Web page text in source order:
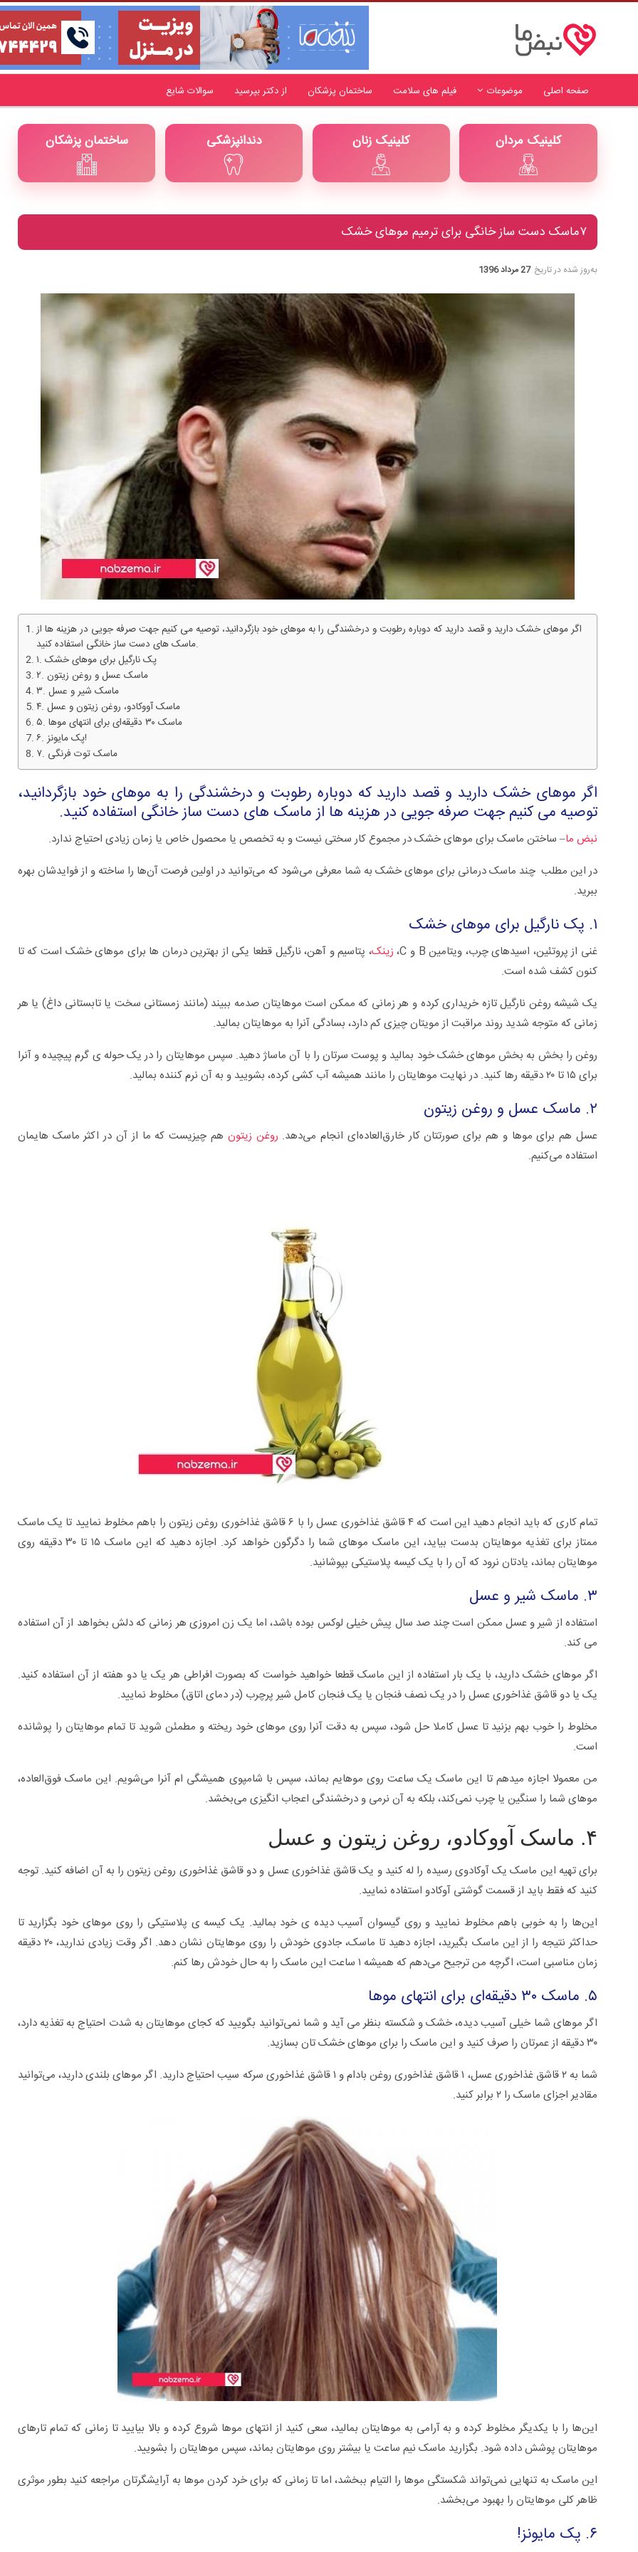
صفحه اصلی موضوعات فیلم های سلامت ساختمان پزشکان از دکتر بپرسید سوالات شایع
ساختمان پزشکان دندانپزشکی کلینیک زنان کلینیک مردان
۷ماسک دست ساز خانگی برای ترمیم موهای خشک
به‌روز شده در تاریخ 27 مرداد 1396
اگر موهای خشک دارید و قصد دارید که دوباره رطوبت و درخشندگی را به موهای خود بازگردانید، توصیه می کنیم جهت صرفه جویی در هزینه ها از
ماسک های دست ساز خانگی استفاده کنید.
۱. پک نارگیل برای موهای خشک
۲. ماسک عسل و روغن زیتون
۳. ماسک شیر و عسل
۴. ماسک آووکادو، روغن زیتون و عسل
۵. ماسک ۳۰ دقیقه‌ای برای انتهای موها
۶. پک مایونز!
۷. ماسک توت فرنگی
اگر موهای خشک دارید و قصد دارید که دوباره رطوبت و درخشندگی را به موهای خود بازگردانید،
توصیه می کنیم جهت صرفه جویی در هزینه ها از ماسک های دست ساز خانگی استفاده کنید.
نبض ما– ساختن ماسک برای موهای خشک در مجموع کار سختی نیست و به تخصص یا محصول خاص یا زمان زیادی احتیاج ندارد.
در این مطلب چند ماسک درمانی برای موهای خشک به شما معرفی می‌شود که می‌توانید در اولین فرصت آن‌ها را ساخته و از فوایدشان بهره
ببرید.
۱. پک نارگیل برای موهای خشک
غنی از پروتئین، اسیدهای چرب، ویتامین B و C، زینک، پتاسیم و آهن، نارگیل قطعا یکی از بهترین درمان ها برای موهای خشک است که تا
کنون کشف شده است.
یک شیشه روغن نارگیل تازه خریداری کرده و هر زمانی که ممکن است موهایتان صدمه ببیند (مانند زمستانی سخت یا تابستانی داغ) یا هر
زمانی که متوجه شدید روند مراقبت از مویتان چیزی کم دارد، بسادگی آنرا به موهایتان بمالید.
روغن را بخش به بخش موهای خشک خود بمالید و پوست سرتان را با آن ماساژ دهید. سپس موهایتان را در یک حوله ی گرم پیچیده و آنرا
برای ۱۵ تا ۲۰ دقیقه رها کنید. در نهایت موهایتان را مانند همیشه آب کشی کرده، بشویید و به آن نرم کننده بمالید.
۲. ماسک عسل و روغن زیتون
عسل هم برای موها و هم برای صورتتان کار خارق‌العاده‌ای انجام می‌دهد. روغن زیتون هم چیزیست که ما از آن در اکثر ماسک هایمان
استفاده می‌کنیم.
تمام کاری که باید انجام دهید این است که ۴ قاشق غذاخوری عسل را با ۶ قاشق غذاخوری روغن زیتون را باهم مخلوط نمایید تا یک ماسک
ممتاز برای تغذیه موهایتان بدست بیاید، این ماسک موهای شما را دگرگون خواهد کرد. اجازه دهید که این ماسک ۱۵ تا ۳۰ دقیقه روی
موهایتان بماند، یادتان نرود که آن را با یک کیسه پلاستیکی بپوشانید.
۳. ماسک شیر و عسل
استفاده از شیر و عسل ممکن است چند صد سال پیش خیلی لوکس بوده باشد، اما یک زن امروزی هر زمانی که دلش بخواهد از آن استفاده
می کند.
اگر موهای خشک دارید، با یک بار استفاده از این ماسک قطعا خواهید خواست که بصورت افراطی هر یک یا دو هفته از آن استفاده کنید.
یک یا دو قاشق غذاخوری عسل را در یک نصف فنجان یا یک فنجان کامل شیر پرچرب (در دمای اتاق) مخلوط نمایید.
مخلوط را خوب بهم بزنید تا عسل کاملا حل شود، سپس به دقت آنرا روی موهای خود ریخته و مطمئن شوید تا تمام موهایتان را پوشانده
است.
من معمولا اجازه میدهم تا این ماسک یک ساعت روی موهایم بماند، سپس با شامپوی همیشگی ام آنرا می‌شویم. این ماسک فوق‌العاده،
موهای شما را سنگین یا چرب نمی‌کند، بلکه به آن نرمی و درخشندگی اعجاب انگیزی می‌بخشد.
۴. ماسک آووکادو، روغن زیتون و عسل
برای تهیه این ماسک یک آوکادوی رسیده را له کنید و یک قاشق غذاخوری عسل و دو قاشق غذاخوری روغن زیتون را به آن اضافه کنید. توجه
کنید که فقط باید از قسمت گوشتی آوکادو استفاده نمایید.
این‌ها را به خوبی باهم مخلوط نمایید و روی گیسوان آسیب دیده ی خود بمالید. یک کیسه ی پلاستیکی را روی موهای خود بگزارید تا
حداکثر نتیجه را از این ماسک بگیرید، اجازه دهید تا ماسک، جادوی خودش را روی موهایتان نشان دهد. اگر وقت زیادی ندارید، ۲۰ دقیقه
زمان مناسبی است، اگرچه من ترجیح می‌دهم که همیشه ۱ ساعت این ماسک را به حال خودش رها کنم.
۵. ماسک ۳۰ دقیقه‌ای برای انتهای موها
اگر موهای شما خیلی آسیب دیده، خشک و شکسته بنظر می آید و شما نمی‌توانید بگویید که کجای موهایتان به شدت احتیاج به تغذیه دارد،
۳۰ دقیقه از عمرتان را صرف کنید و این ماسک را برای موهای خشک تان بسازید.
شما به ۲ قاشق غذاخوری عسل، ۱ قاشق غذاخوری روغن بادام و ۱ قاشق غذاخوری سرکه سیب احتیاج دارید. اگر موهای بلندی دارید، می‌توانید
مقادیر اجزای ماسک را ۲ برابر کنید.
این‌ها را با یکدیگر مخلوط کرده و به آرامی به موهایتان بمالید، سعی کنید از انتهای موها شروع کرده و بالا بیایید تا زمانی که تمام تارهای
موهایتان پوشش داده شود. بگزارید ماسک نیم ساعت یا بیشتر روی موهایتان بماند، سپس موهایتان را بشویید.
این ماسک به تنهایی نمی‌تواند شکستگی موها را التیام ببخشد، اما تا زمانی که برای خرد کردن موها به آرایشگرتان مراجعه کنید بطور موثری
ظاهر کلی موهایتان را بهبود می‌بخشد.
۶. پک مایونز!
+ویدئو زگیل تناسلی از تشخیص تا درمان +ویدئو
برای چه بیماری هایی به متخصص اورولوژی
مراجعه کنیم؟